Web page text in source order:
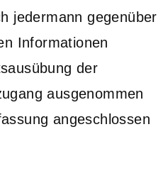
jedermann gegenüber
Informationen
der
ausgenommen
angeschlossen